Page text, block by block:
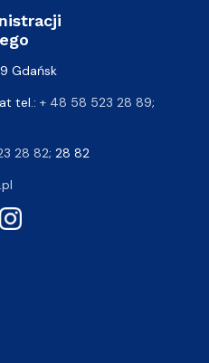
Gdańsk
tel.: + 48 58 523 28 89;
28 82; 28 82